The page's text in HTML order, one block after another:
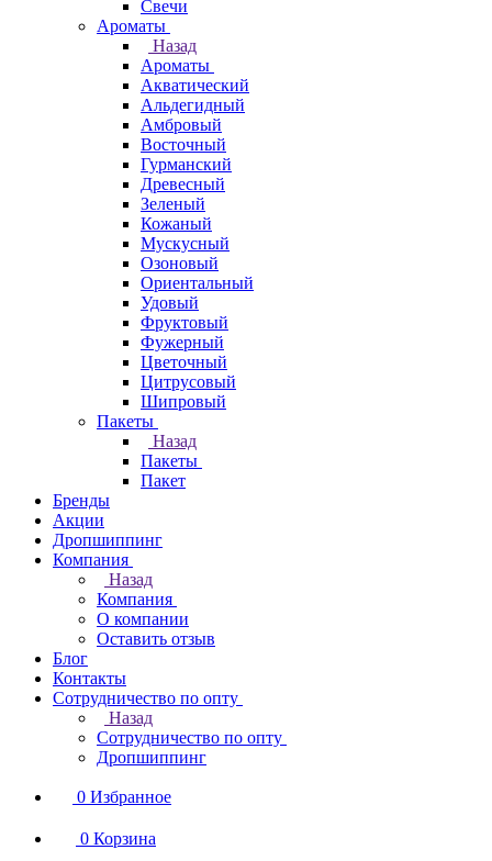
Свечи
Ароматы
Назад
Ароматы
Акватический
Альдегидный
Амбровый
Восточный
Гурманский
Древесный
Зеленый
Кожаный
Мускусный
Озоновый
Ориентальный
Удовый
Фруктовый
Фужерный
Цветочный
Цитрусовый
Шипровый
Пакеты
Назад
Пакеты
Пакет
Бренды
Акции
Дропшиппинг
Компания
Назад
Компания
О компании
Оставить отзыв
Блог
Контакты
Сотрудничество по опту
Назад
Сотрудничество по опту
Дропшиппинг
0 Избранное
0 Корзина